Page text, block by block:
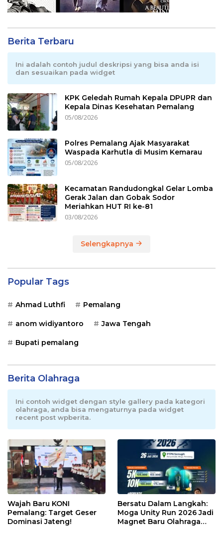
Berita Terbaru
Ini adalah contoh judul deskripsi yang bisa anda isi
dan sesuaikan pada widget
KPK Geledah Rumah Kepala DPUPR dan
Kepala Dinas Kesehatan Pemalang
05/08/2026
Polres Pemalang Ajak Masyarakat
Waspada Karhutla di Musim Kemarau
05/08/2026
Kecamatan Randudongkal Gelar Lomba
Gerak Jalan dan Gobak Sodor
Meriahkan HUT RI ke-81
03/08/2026
Selengkapnya
Popular Tags
Ahmad Luthfi Pemalang
anom widiyantoro Jawa Tengah
Bupati pemalang
Berita Olahraga
Ini contoh widget dengan style gallery pada kategori
olahraga, anda bisa mengaturnya pada widget
recent post wpberita.
Wajah Baru KONI
Pemalang: Target Geser
Dominasi Jateng!
Bersatu Dalam Langkah:
Moga Unity Run 2026 Jadi
Magnet Baru Olahraga